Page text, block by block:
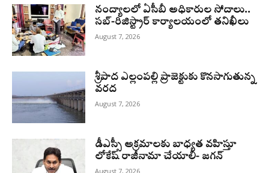
నంద్యాలలో ఏసీబీ అధికారుల సోదాలు..
సబ్-రిజిస్ట్రార్ కార్యాలయంలో తనిఖీలు
August 7, 2026
శ్రీపాద ఎల్లంపల్లి ప్రాజెక్టుకు కొనసాగుతున్న
వరద
August 7, 2026
డీఎస్సీ అక్రమాలకు బాధ్యత వహిస్తూ
లోకేష్‌ రాజీనామా చేయాలి- జగన్
August 7, 2026